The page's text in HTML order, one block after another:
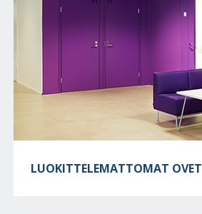
LUOKITTELEMATTOMAT OVET